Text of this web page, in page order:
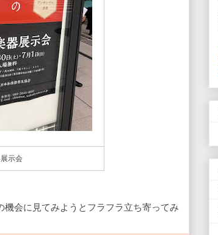
示会
機会に見てみようとフラフラ立ち寄ってみ